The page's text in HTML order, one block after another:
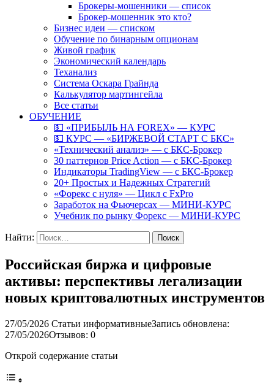
Брокеры-мошенники — список
Брокер-мошенник это кто?
Бизнес идеи — списком
Обучение по бинарным опционам
Живой график
Экономический календарь
Теханализ
Система Оскара Грайнда
Калькулятор мартингейла
Все статьи
ОБУЧЕНИЕ
💵 «ПРИБЫЛЬ НА FOREX» — КУРС
💵 КУРС — «БИРЖЕВОЙ СТАРТ С БКС»
«Технический анализ» — с БКС-Брокер
30 паттернов Price Action — с БКС-Брокер
Индикаторы TradingView — с БКС-Брокер
20+ Простых и Надежных Стратегий
«Форекс с нуля» — Цикл с FxPro
Заработок на Фьючерсах — МИНИ-КУРС
Учебник по рынку Форекс — МИНИ-КУРС
Найти:
Российская биржа и цифровые
активы: перспективы легализации
новых криптовалютных инструментов
27/05/2026 Статьи информативныеЗапись обновлена:
27/05/2026Отзывов: 0
Открой содержание статьи